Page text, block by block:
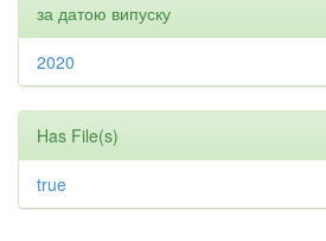
за датою випуску
2020
Has File(s)
true